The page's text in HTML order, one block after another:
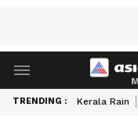
TRENDING : Kerala Rain